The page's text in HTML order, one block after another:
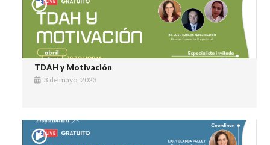
TDAH y Motivación
3 de mayo, 2023